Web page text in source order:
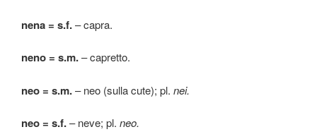
nena = s.f.– capra.
neno = s.m.– capretto.
neo = s.m.– neo (sulla cute); pl. nei.
neo = s.f.– neve; pl. neo.